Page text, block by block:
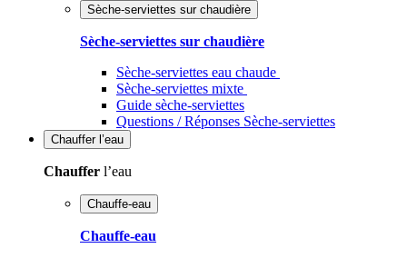
Sèche-serviettes sur chaudière
Sèche-serviettes sur chaudière
Sèche-serviettes eau chaude
Sèche-serviettes mixte
Guide sèche-serviettes
Questions / Réponses Sèche-serviettes
Chauffer l’eau
Chauffer l’eau
Chauffe-eau
Chauffe-eau